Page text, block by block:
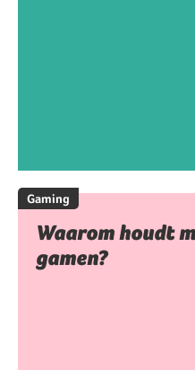
Gaming
Waarom houdt
gamen?